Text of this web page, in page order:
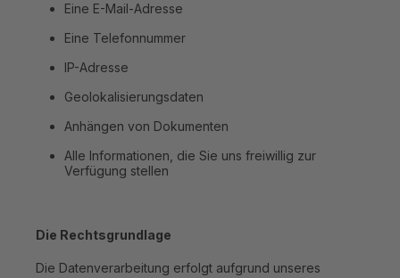
Eine E-Mail-Adresse
Eine Telefonnummer
IP-Adresse
Geolokalisierungsdaten
Anhängen von Dokumenten
Alle Informationen, die Sie uns freiwillig zur
Verfügung stellen
Die Rechtsgrundlage
Die Datenverarbeitung erfolgt aufgrund unseres